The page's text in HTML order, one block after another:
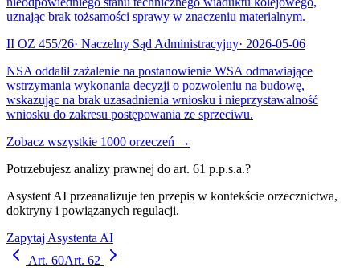
uznając brak tożsamości sprawy w znaczeniu materialnym.
II OZ 455/26· Naczelny Sąd Administracyjny· 2026-05-06
NSA oddalił zażalenie na postanowienie WSA odmawiające
wstrzymania wykonania decyzji o pozwoleniu na budowę,
wskazując na brak uzasadnienia wniosku i nieprzystawalność
wniosku do zakresu postępowania ze sprzeciwu.
Zobacz wszystkie 1000 orzeczeń →
Potrzebujesz analizy prawnej do art. 61 p.p.s.a.?
Asystent AI przeanalizuje ten przepis w kontekście orzecznictwa,
doktryny i powiązanych regulacji.
Zapytaj Asystenta AI
Art. 60Art. 62